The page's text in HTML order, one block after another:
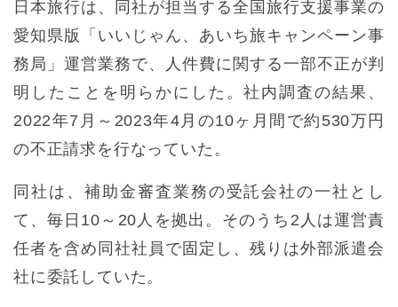
日本旅行は、同社が担当する全国旅行支援事業の
愛知県版「いいじゃん、あいち旅キャンペーン事
務局」運営業務で、人件費に関する一部不正が判
明したことを明らかにした。社内調査の結果、
2022年7月～2023年4月の10ヶ月間で約530万円
の不正請求を行なっていた。
同社は、補助金審査業務の受託会社の一社とし
て、毎日10～20人を拠出。そのうち2人は運営責
任者を含め同社社員で固定し、残りは外部派遣会
社に委託していた。